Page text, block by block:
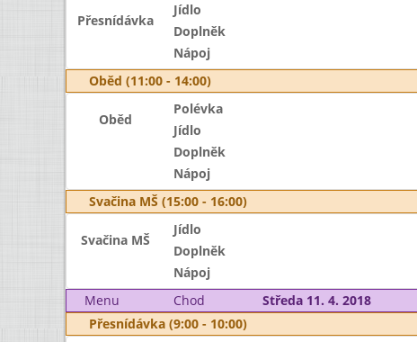
Přesnídávka
Jídlo
Doplněk
Nápoj
Oběd (11:00 - 14:00)
Oběd
Polévka
Jídlo
Doplněk
Nápoj
Svačina MŠ (15:00 - 16:00)
Svačina MŠ
Jídlo
Doplněk
Nápoj
Menu
Chod Středa 11. 4. 2018
Přesnídávka (9:00 - 10:00)